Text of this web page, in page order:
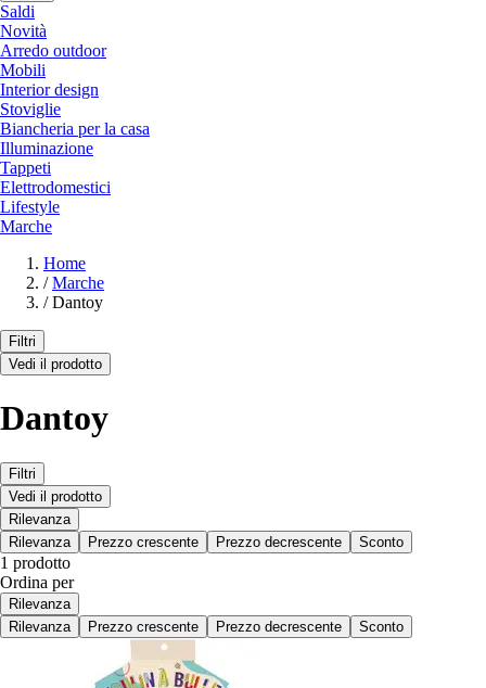
Saldi
Novità
Arredo outdoor
Mobili
Interior design
Stoviglie
Biancheria per la casa
Illuminazione
Tappeti
Elettrodomestici
Lifestyle
Marche
Home
/ Marche
/ Dantoy
Filtri
Vedi il prodotto
Dantoy
Filtri
Vedi il prodotto
Rilevanza
Rilevanza
Prezzo crescente Prezzo decrescente Sconto
1 prodotto
Ordina per
Rilevanza
Rilevanza
Prezzo crescente Prezzo decrescente Sconto